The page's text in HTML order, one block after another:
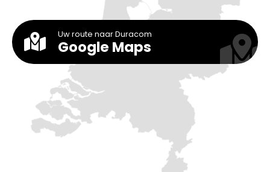
Uw route naar Duracom
Google Maps